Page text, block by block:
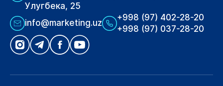
Улугбека, 25
info@marketing.uz
+998 (97) 402-28-20
+998 (97) 037-28-20